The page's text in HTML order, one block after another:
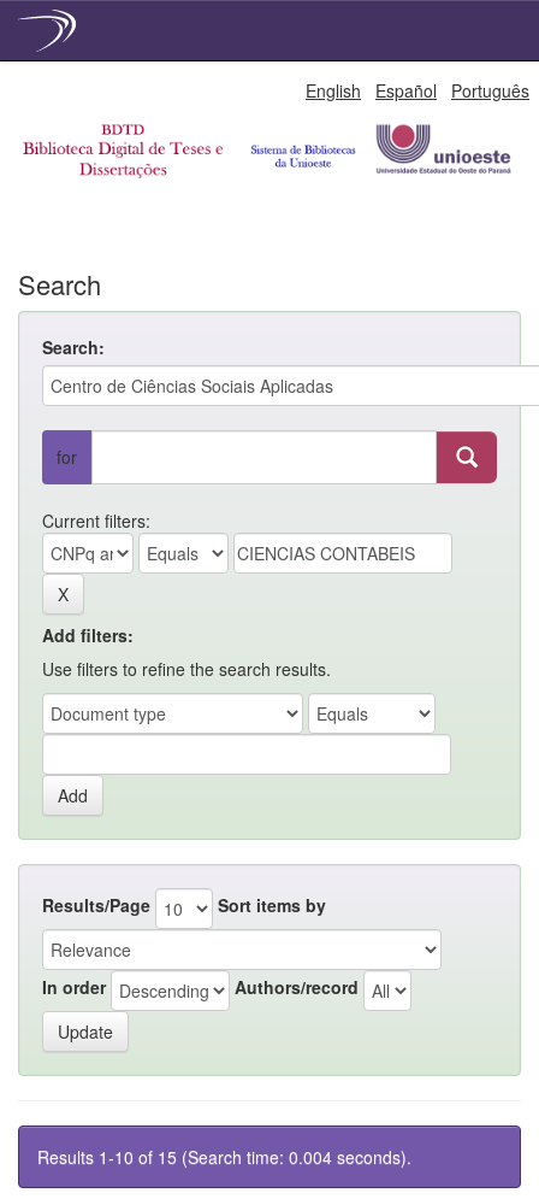
English Español Português
Search
Search:
for
Current filters:
Add filters:
Use filters to refine the search results.
Results/Page Sort items by
In order Authors/record
Results 1-10 of 15 (Search time: 0.004 seconds).